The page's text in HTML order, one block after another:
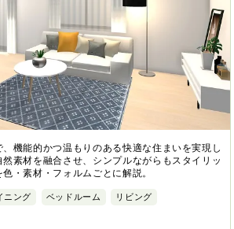
機能的かつ温もりのある快適な住まいを実現し
素材を融合させ、シンプルながらもスタイリッ
・素材・フォルムごとに解説。
ニング ベッドルーム リビング